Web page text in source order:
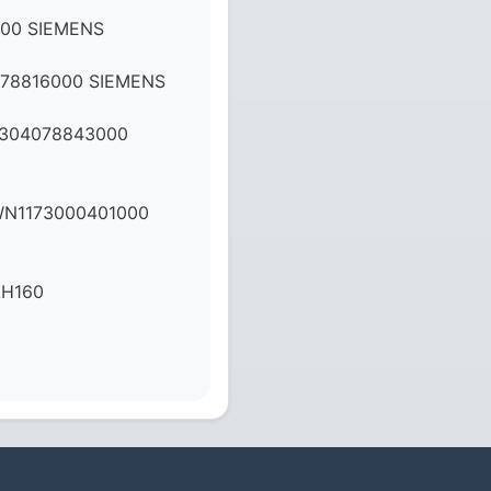
SIEMENS
SIEMENS